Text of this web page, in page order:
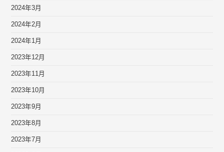
2024年3月
2024年2月
2024年1月
2023年12月
2023年11月
2023年10月
2023年9月
2023年8月
2023年7月